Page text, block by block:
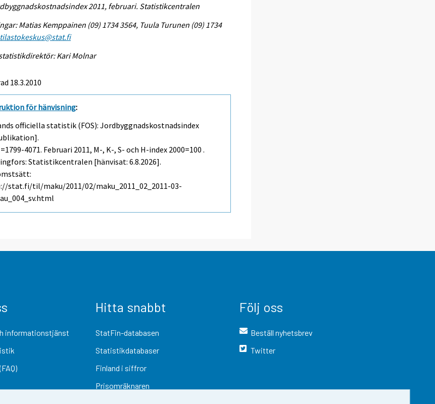
2011, februari. Statistikcentralen
Matias Kemppainen (09) 1734 3564, Tuula Turunen (09) 1734
Kari Molnar
18.3.2010
för hänvisning:
officiella statistik (FOS): Jordbyggnadskostnadsindex
4071. Februari 2011, M-, K-, S- och H-index 2000=100 .
Statistikcentralen [hänvisat: 6.8.2026].
stat.fi/til/maku/2011/02/maku_2011_02_2011-03-
informationstjänst
Hitta snabbt
StatFin-databasen
Statistikdatabaser
Finland i siffror
Prisomräknaren
Följ oss
Beställ nyhetsbrev
Twitter